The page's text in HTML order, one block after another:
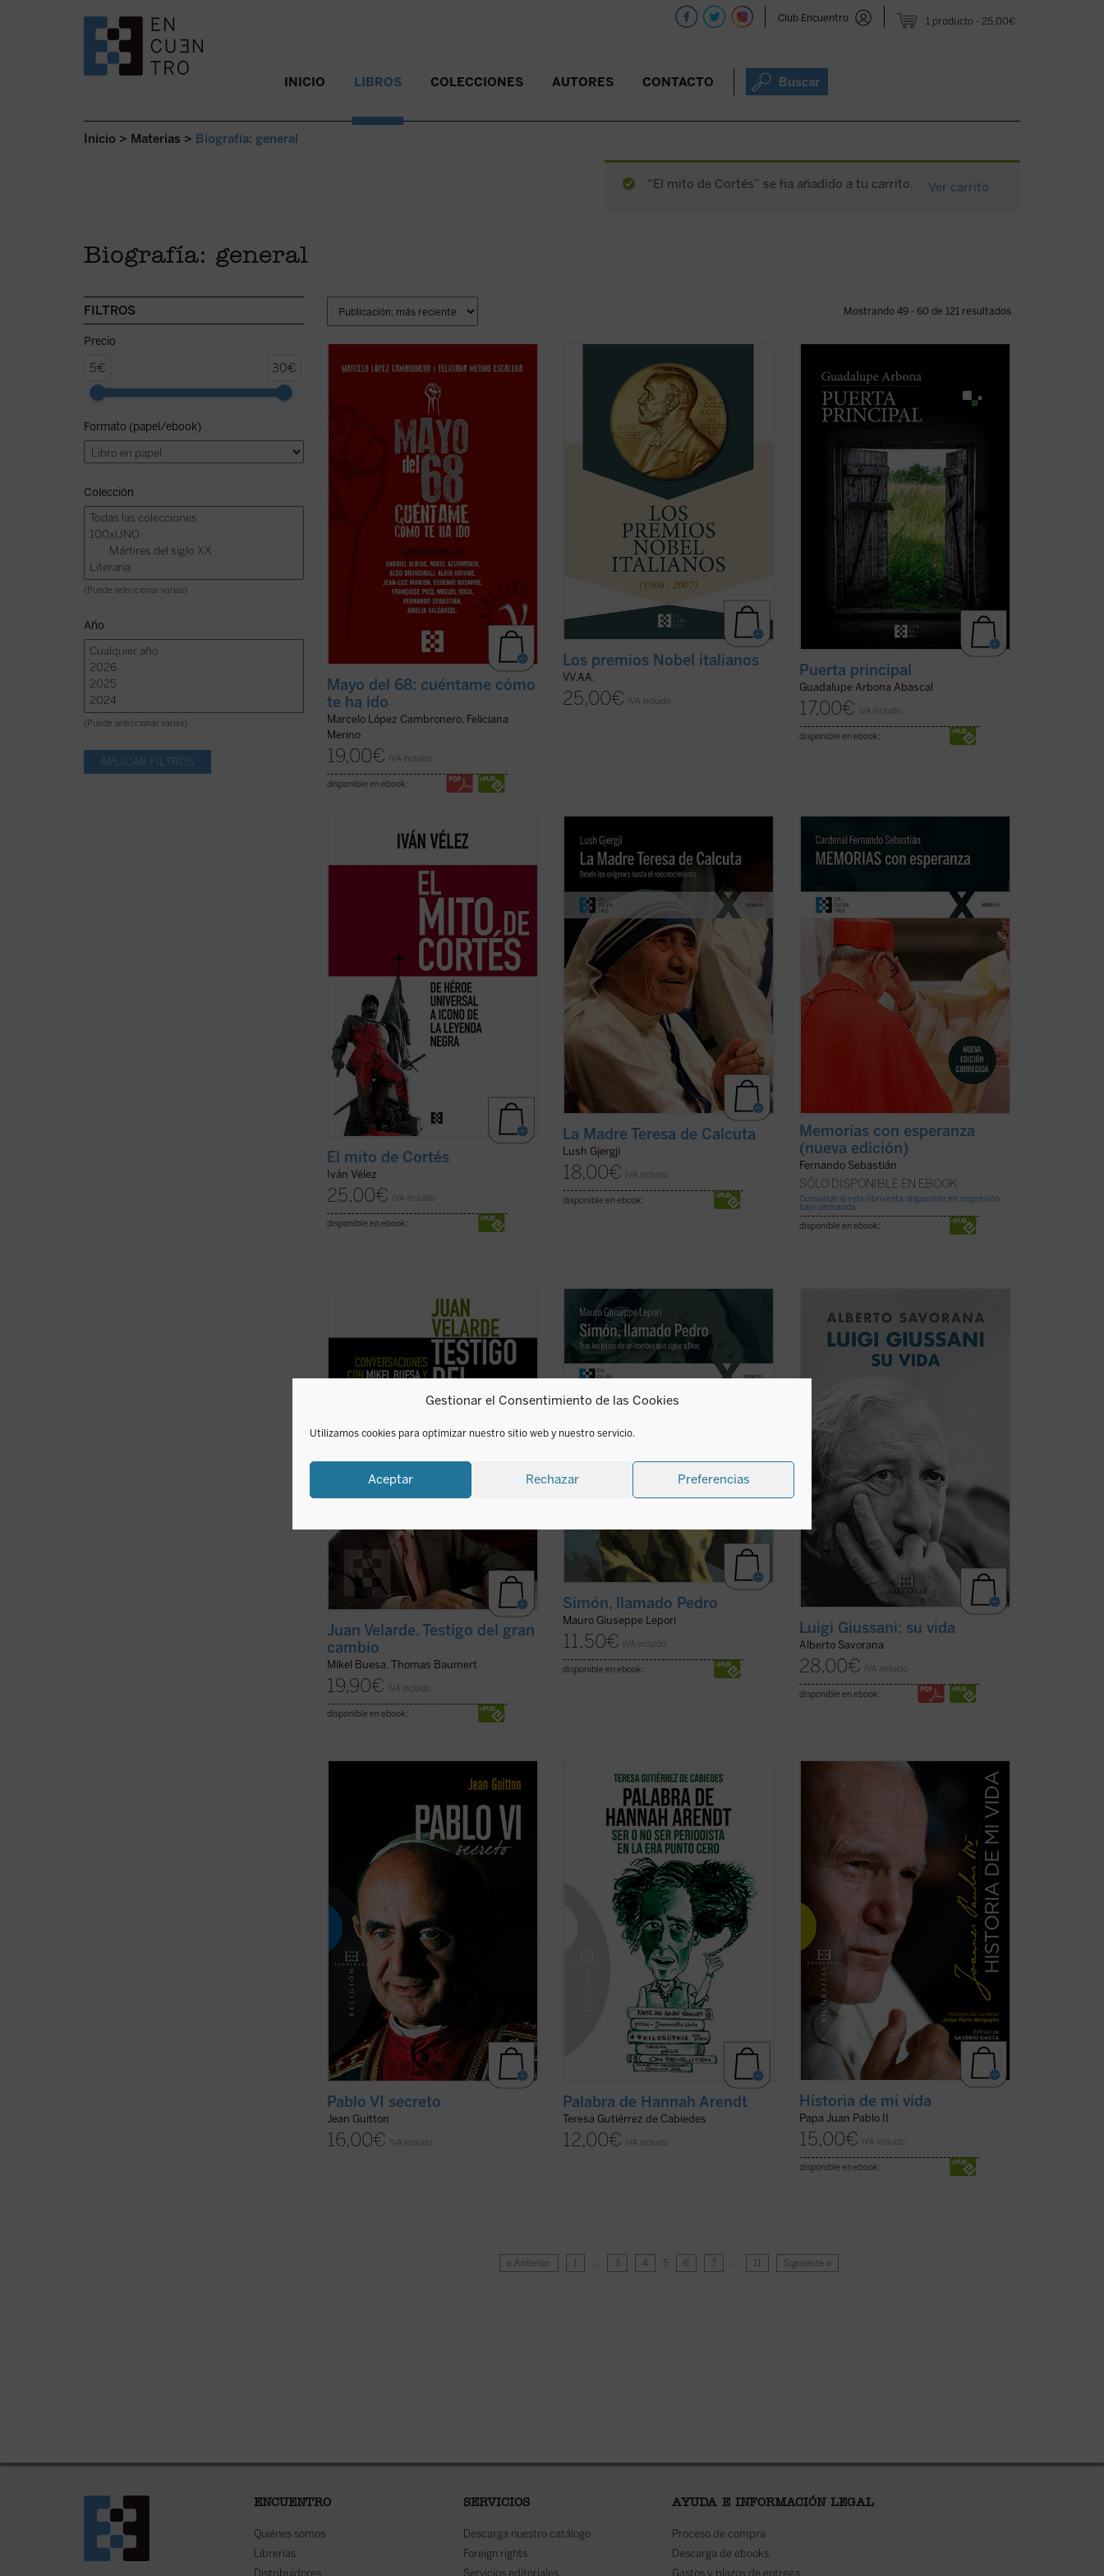
Gestionar el Consentimiento de las Cookies
Utilizamos cookies para optimizar nuestro sitio web y nuestro servicio.
Aceptar Rechazar Preferencias
1 producto 25,00€
Club Encuentro
SALTAR AL CONTENIDO. INICIO LIBROS COLECCIONES AUTORES CONTACTO Buscar
Inicio > Materias > Biografía: general
“El mito de Cortés” se ha añadido a tu carrito. Ver carrito
Biografía: general
FILTROS
Precio
5€ 30€
Formato (papel/ebook)
Colección
(Puede seleccionar varias)
Año
(Puede seleccionar varias)
Mostrando 49 - 60 de 121 resultados
Este libro aborda, a partir de
conversaciones con relevantes
personalidades españolas y europeas
(protagonistas todas ellas de aquellos
acontecimientos), diferentes aspectos
fundamentales de aquel frenético mes
de mayo, tales como la experiencia ...
Mayo del 68: cuéntame cómo
te ha ido
Marcelo López Cambronero, Feliciana
Merino
19,00€ IVA incluido
disponible en ebook:
Desde su creación en 1901, los Premios
Nobel, considerados los más prestigiosos
a nivel internacional en el campo del
conocimiento, tuvieron un fuerte vínculo
con Italia, pues fue en San Remo donde
Alfred Nobel pasó sus últimos años de
(ver ficha)
Los premios Nobel italianos
VV.AA.
25,00€ IVA incluido
que su autora observa, siente y piensa a
lo largo de unos intensos meses que,
marcados por la enfermedad, le
permiten tener una mirada transparente
de una conciencia ...
(ver ficha)
Puerta principal
Guadalupe Arbona Abascal
17,00€ IVA incluido
disponible en ebook:
El mito de Cortésse aborda la figura
visiones que de él se han tenido a lo
largo de los siglos, empezando por las de
sus contemporáneos y llegando hasta las
de nuestro presente, al tiempo que se ...
El mito de Cortés
Iván Vélez
25,00€ IVA incluido
disponible en ebook:
Este libro, escrito por el sacerdote
kosovar Lush Gjergji cuando la santa
todavía estaba en vida, es una de las
Teresa de Calcuta. Partiendo de
múltiples testimonios directos y de
varias conversaciones ...(ver ficha)
La Madre Teresa de Calcuta
Lush Gjergji
18,00€ IVA incluido
disponible en ebook:
«Los que hemos vivido a lo largo de
estos años pasados tenemos la
obligación de ayudar a los más jóvenes a
historia en toda su verdad. En nuestra
sociedad hay demasiadas tensiones,
demasiados rechazos, ...
Memorias con esperanza
(nueva edición)
Fernando Sebastián
SÓLO DISPONIBLE EN EBOOK
Consultar si este libro está disponible en impresión
bajo demanda
disponible en ebook:
Este libro recoge los recuerdos y
memorias del profesor Juan Velarde a
través de una serie de conversaciones
con los profesores Mikel Buesa y Thomas
Baumert, en las que, de forma rigurosa
principales episodios de ...(ver ficha)
Juan Velarde. Testigo del gran
cambio
Mikel Buesa, Thomas Baumert
19,90€ IVA incluido
disponible en ebook:
Simón, llamado Pedro
sencilla, profunda y apasionada de la vida
de san Pedro desde que conoció a Jesús
y, dejándolo todo, lo siguió, hasta su
último encuentro con él en la orilla del
Simón, llamado Pedro
Mauro Giuseppe Lepori
11,50€ IVA incluido
disponible en ebook:
Esta biografía del fundador de Comunión
y Liberación, escrita por uno de sus más
estrechos colaboradores tras años de
intenso trabajo de recopilación de miles
de documentos escritos y de testimonios
Luigi Giussani: su vida
Alberto Savorana
28,00€ IVA incluido
disponible en ebook:
muerte de Pablo VI, recoge las notas
tomadas por Jean Guitton a lo largo de
veintisiete años (1950-1977) de
encuentros con Montini, de quien fue
amigo, y quien le confió sus ...
Pablo VI secreto
Jean Guitton
16,00€ IVA incluido
Ilustración de portada: Hervé Alústiza.
Sofía es una universitaria en crisis que se
está planteando dejar la carrera de
Económicas y Derecho a pesar de sus
brillantes calificaciones. Tras ver una
película sobre la filósofa y ...(ver ficha)
Palabra de Hannah Arendt
Teresa Gutiérrez de Cabiedes
12,00€ IVA incluido
Una verdadera "autobiografía" del papa
Wojtyla elaborada a partir de las
confidencias personales que él mismo
fue revelando en los cerca de quince mil
textos y discursos que llevo a cabo
durante sus 27 años de pontificado....
(ver
Historia de mi vida
Papa Juan Pablo II
15,00€ IVA incluido
disponible en ebook:
« Anterior 1 … 3 4 5 6 7 … 11 Siguiente »
ENCUENTRO
Quiénes somos
Librerías
Distribuidores
SERVICIOS
Descarga nuestro catálogo
Foreign rights
Servicios editoriales
AYUDA E INFORMACIÓN LEGAL
Proceso de compra
Descarga de ebooks
Gastos y plazos de entrega